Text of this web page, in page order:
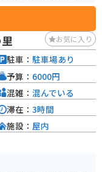
美術館やプール、グラン
ーヒーが飲めます。
お気に入り
駐車： 駐車場あり
予算： 6000円
混雑： 混んでいる
滞在： 3時間
施設： 屋内